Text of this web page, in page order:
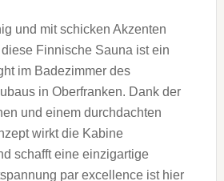
und mit schicken Akzenten
Finnische Sauna ist ein
im Badezimmer des
in Oberfranken. Dank der
und einem durchdachten
wirkt die Kabine
schafft eine einzigartige
par excellence ist hier